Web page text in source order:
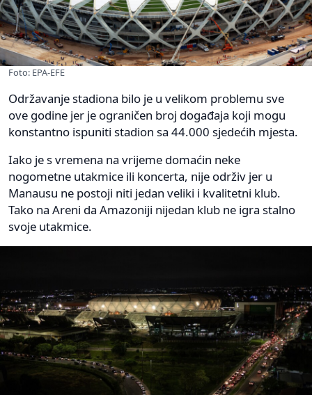
Foto: EPA-EFE
Održavanje stadiona bilo je u velikom problemu sve
ove godine jer je ograničen broj događaja koji mogu
konstantno ispuniti stadion sa 44.000 sjedećih mjesta.
Iako je s vremena na vrijeme domaćin neke
nogometne utakmice ili koncerta, nije održiv jer u
Manausu ne postoji niti jedan veliki i kvalitetni klub.
Tako na Areni da Amazoniji nijedan klub ne igra stalno
svoje utakmice.